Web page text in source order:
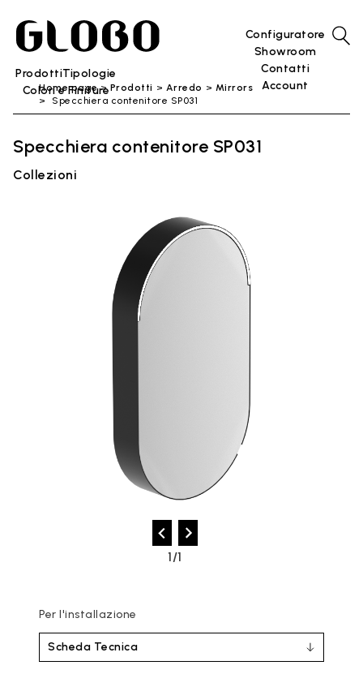
ProdottiTipologie
Colori e Finiture
Configuratore
Showroom
Contatti
Account
Home page Prodotti Arredo
Mirrors
Specchiera contenitore SP031
Specchiera contenitore SP031
Collezioni
1/1
Per l'installazione
Scheda Tecnica